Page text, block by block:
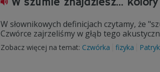
W słownikowych definicjach czytamy, że
Czwórce zajrzeliśmy w głąb tego
Zobacz więcej na temat: Czwórka fizyka